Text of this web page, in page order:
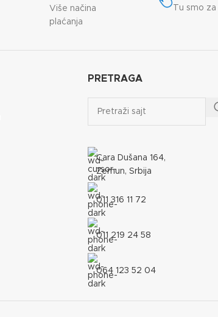
Više načina
plaćanja
Tu smo za
PRETRAGA
Cara Dušana 164,
Zemun, Srbija
011 316 11 72
011 219 24 58
064 123 52 04